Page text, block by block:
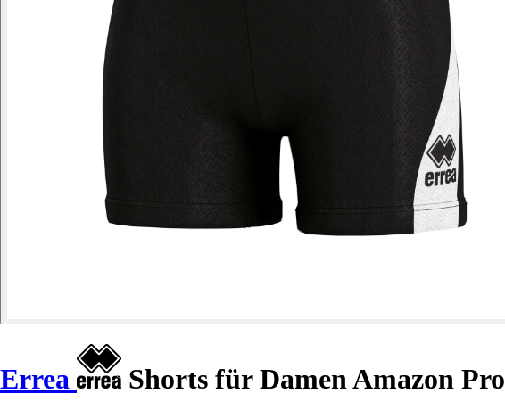
Errea Shorts für Damen Amazon Pro